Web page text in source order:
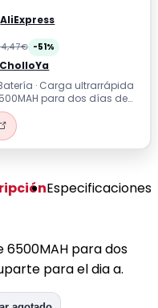
AliExpress
-51%
CholloYa
· Carga ultrarrápida
para dos días de
preocuparte para el...
Especificaciones
para dos
para el dia a.